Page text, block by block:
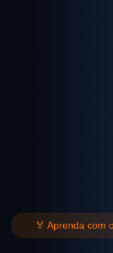
🏅 Aprenda com